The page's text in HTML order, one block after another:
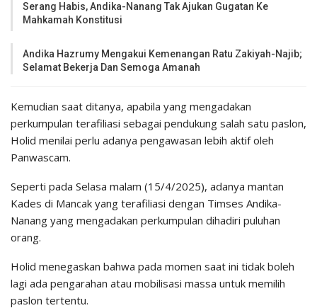
Serang Habis, Andika-Nanang Tak Ajukan Gugatan Ke
Mahkamah Konstitusi
Andika Hazrumy Mengakui Kemenangan Ratu Zakiyah-Najib;
Selamat Bekerja Dan Semoga Amanah
Kemudian saat ditanya, apabila yang mengadakan
perkumpulan terafiliasi sebagai pendukung salah satu paslon,
Holid menilai perlu adanya pengawasan lebih aktif oleh
Panwascam.
Seperti pada Selasa malam (15/4/2025), adanya mantan
Kades di Mancak yang terafiliasi dengan Timses Andika-
Nanang yang mengadakan perkumpulan dihadiri puluhan
orang.
Holid menegaskan bahwa pada momen saat ini tidak boleh
lagi ada pengarahan atau mobilisasi massa untuk memilih
paslon tertentu.